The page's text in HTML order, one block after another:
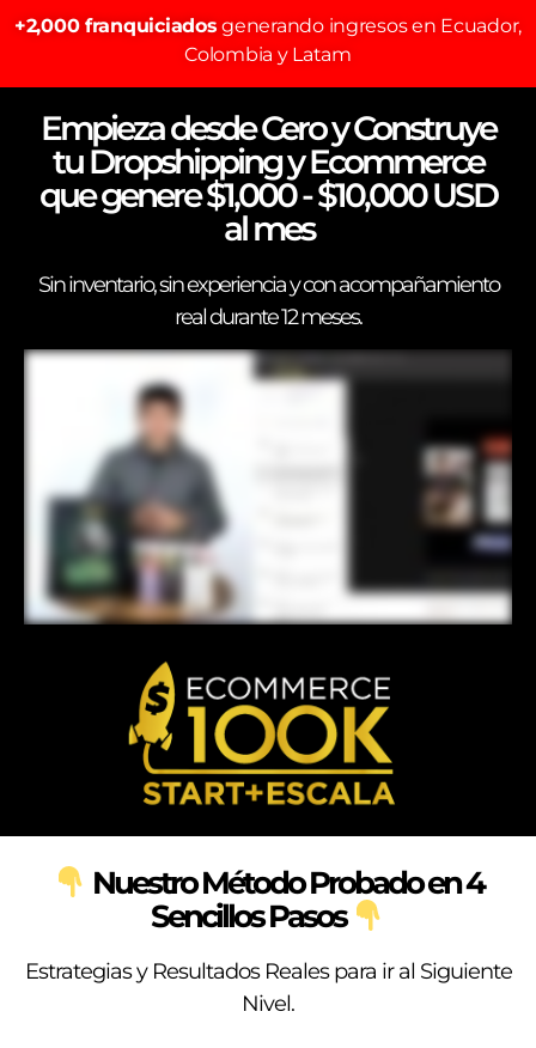
+2,000 franquiciados generando ingresos en Ecuador,
Colombia y Latam
Empieza desde Cero y Construye
tu Dropshipping y Ecommerce
que genere $1,000 - $10,000 USD
al mes
Sin inventario, sin experiencia y con acompañamiento
real durante 12 meses.
Nuestro Método Probado en 4
Sencillos Pasos
Estrategias y Resultados Reales para ir al Siguiente
Nivel.